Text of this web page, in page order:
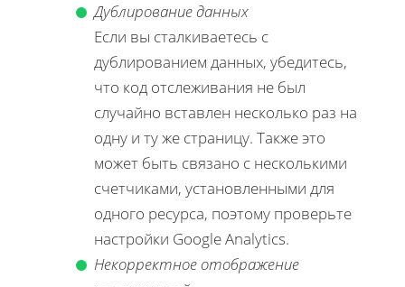
Дублирование данных
Если вы сталкиваетесь с
дублированием данных, убедитесь,
что код отслеживания не был
случайно вставлен несколько раз на
одну и ту же страницу. Также это
может быть связано с несколькими
счетчиками, установленными для
одного ресурса, поэтому проверьте
настройки Google Analytics.
Некорректное отображение